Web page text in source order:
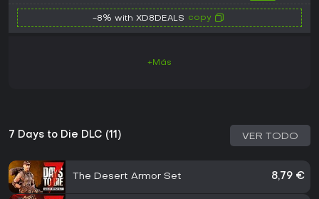
-8% with XD8DEALS copy
+Más
7 Days to Die DLC (11) VER TODO
The Desert Armor Set 8,79 €